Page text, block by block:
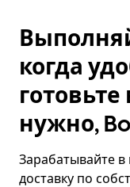
когда
готовьте
нужно,
Зарабатывайте в
доставку по